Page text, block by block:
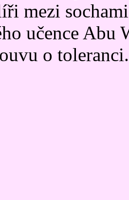
mezi
učence Abu
o toleranci.